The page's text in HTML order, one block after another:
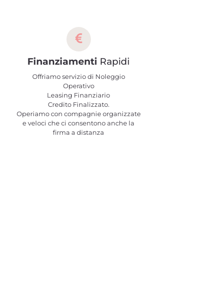
Finanziamenti Rapidi
Offriamo servizio di Noleggio
Operativo
Leasing Finanziario
Credito Finalizzato.
Operiamo con compagnie organizzate
e veloci che ci consentono anche la
firma a distanza